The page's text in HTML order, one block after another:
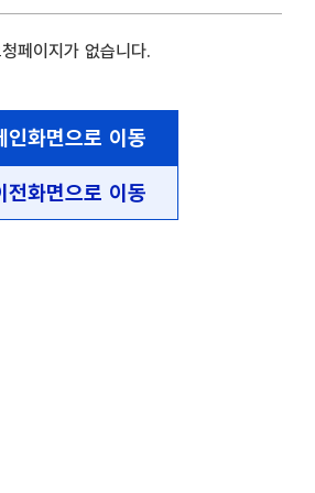
페이지가 없습니다.
인화면으로 이동
전화면으로 이동